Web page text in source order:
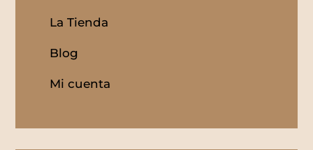
La Tienda
Blog
Mi cuenta